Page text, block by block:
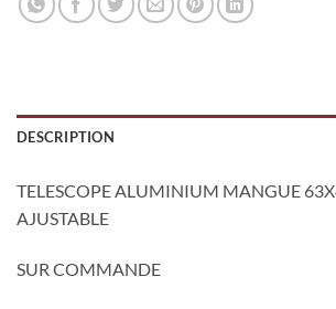
DESCRIPTION
TELESCOPE ALUMINIUM MANGUE
AJUSTABLE
SUR COMMANDE